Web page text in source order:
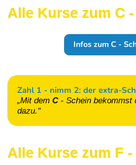
Alle Kurse zum C
Infos zum C -
Zahl 1 - nimm 2: der extra-
„Mit dem C - Schein bekommst
dazu."
Alle Kurse zum F -